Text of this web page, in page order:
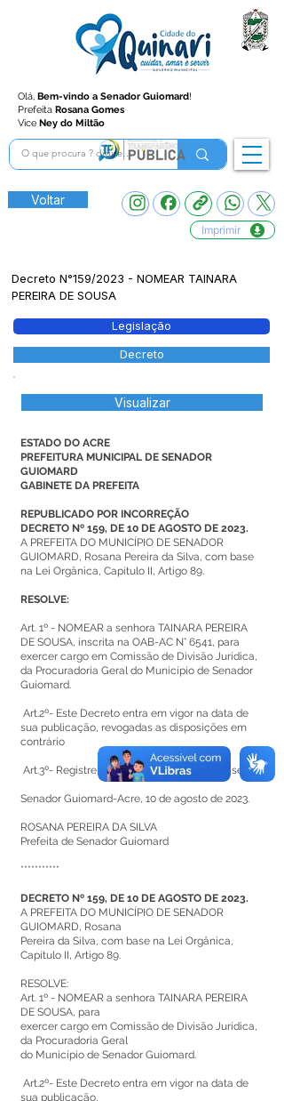
Olá, Bem-vindo a Senador Guiomard!
Prefeita Rosana Gomes
Vice Ney do Miltão
Voltar
Imprimir
Decreto N°159/2023 - NOMEAR TAINARA
PEREIRA DE SOUSA
Legislação
Decreto
Visualizar
ESTADO DO ACRE
PREFEITURA MUNICIPAL DE SENADOR
GUIOMARD
GABINETE DA PREFEITA
REPUBLICADO POR INCORREÇÃO
DECRETO Nº 159, DE 10 DE AGOSTO DE 2023.
A PREFEITA DO MUNICÍPIO DE SENADOR
GUIOMARD, Rosana Pereira da Silva, com base
na Lei Orgânica, Capítulo II, Artigo 89.
RESOLVE:
Art. 1º - NOMEAR a senhora TAINARA PEREIRA
DE SOUSA, inscrita na OAB-AC N° 6541, para
exercer cargo em Comissão de Divisão Jurídica,
da Procuradoria Geral do Município de Senador
Guiomard.
Art.2º- Este Decreto entra em vigor na data de
sua publicação, revogadas as disposições em
contrário
Art.3º- Registre-se, Publique-se e Cumpra-se.
Senador Guiomard-Acre, 10 de agosto de 2023.
ROSANA PEREIRA DA SILVA
Prefeita de Senador Guiomard
***********
DECRETO Nº 159, DE 10 DE AGOSTO DE 2023.
A PREFEITA DO MUNICÍPIO DE SENADOR
GUIOMARD, Rosana
Pereira da Silva, com base na Lei Orgânica,
Capítulo II, Artigo 89.
RESOLVE:
Art. 1º - NOMEAR a senhora TAINARA PEREIRA
DE SOUSA, para
exercer cargo em Comissão de Divisão Jurídica,
da Procuradoria Geral
do Município de Senador Guiomard.
Art.2º- Este Decreto entra em vigor na data de
sua publicação,